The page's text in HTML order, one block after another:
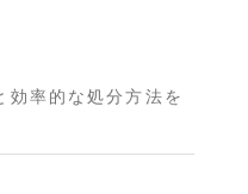
効率的な処分方法を